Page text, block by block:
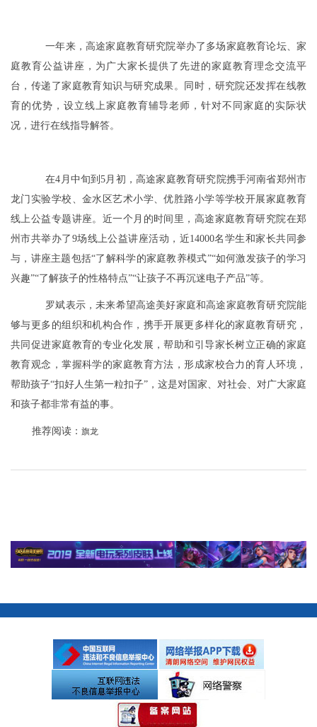
一年来，高途家庭教育研究院举办了多场家庭教育论坛、家
庭教育公益讲座，为广大家长提供了先进的家庭教育理念交流平
台，传递了家庭教育知识与研究成果。同时，研究院还发挥在线教
育的优势，设立线上家庭教育辅导老师，针对不同家庭的实际状
况，进行在线指导解答。
在4月中旬到5月初，高途家庭教育研究院携手河南省郑州市
龙门实验学校、金水区艺术小学、优胜路小学等学校开展家庭教育
线上公益专题讲座。近一个月的时间里，高途家庭教育研究院在郑
州市共举办了9场线上公益讲座活动，近14000名学生和家长共同参
与，讲座主题包括“了解科学的家庭教养模式”“如何激发孩子的学习
兴趣”“了解孩子的性格特点”“让孩子不再沉迷电子产品”等。
罗斌表示，未来希望高途美好家庭和高途家庭教育研究院能
够与更多的组织和机构合作，携手开展更多样化的家庭教育研究，
共同促进家庭教育的专业化发展，帮助和引导家长树立正确的家庭
教育观念，掌握科学的家庭教育方法，形成家校合力的育人环境，
帮助孩子“扣好人生第一粒扣子”，这是对国家、对社会、对广大家庭
和孩子都非常有益的事。
推荐阅读： 旗龙